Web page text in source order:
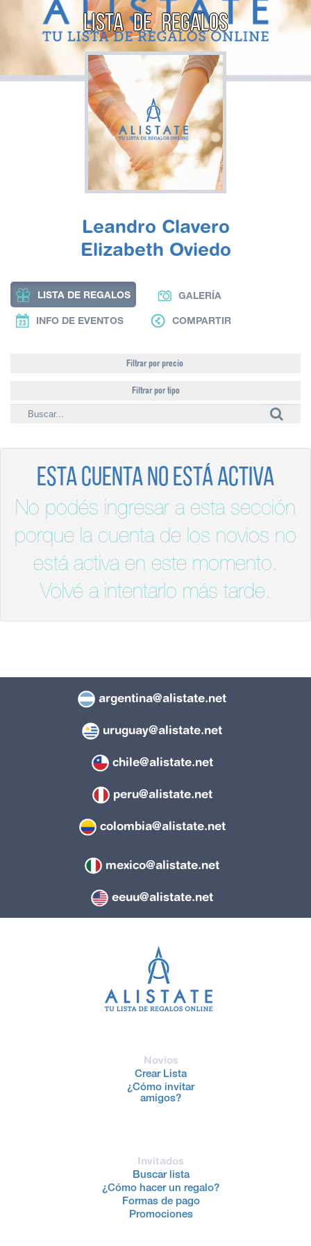
LISTA DE REGALOS
Leandro Clavero
Elizabeth Oviedo
LISTA DE REGALOS GALERÍA
INFO DE EVENTOS COMPARTIR
Filtrar por precio
Filtrar por tipo
Esta cuenta no está activa
No podés ingresar a esta sección
porque la cuenta de los novios no
está activa en este momento.
Volvé a intentarlo más tarde.
argentina@alistate.net
uruguay@alistate.net
chile@alistate.net
peru@alistate.net
colombia@alistate.net
mexico@alistate.net
eeuu@alistate.net
Novios
Crear Lista
¿Cómo invitar
amigos?
Invitados
Buscar lista
¿Cómo hacer un regalo?
Formas de pago
Promociones